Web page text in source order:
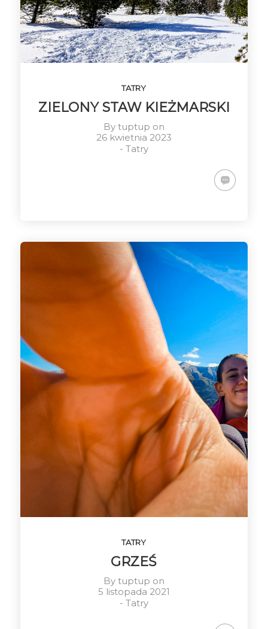
TATRY
ZIELONY STAW KIEŻMARSKI
By tuptup on
26 kwietnia 2023
- Tatry
TATRY
GRZEŚ
By tuptup on
5 listopada 2021
- Tatry